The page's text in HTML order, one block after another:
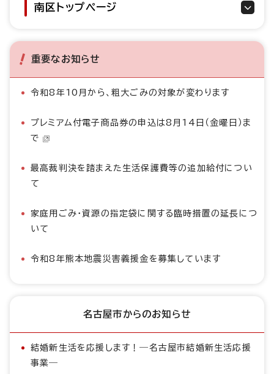
南区トップページ
重要なお知らせ
令和8年10月から、粗大ごみの対象が変わります
プレミアム付電子商品券の申込は8月14日（金曜日）ま
で
最高裁判決を踏まえた生活保護費等の追加給付につい
て
家庭用ごみ・資源の指定袋に関する臨時措置の延長につ
いて
令和8年熊本地震災害義援金を募集しています
名古屋市からのお知らせ
結婚新生活を応援します！―名古屋市結婚新生活応援
事業―